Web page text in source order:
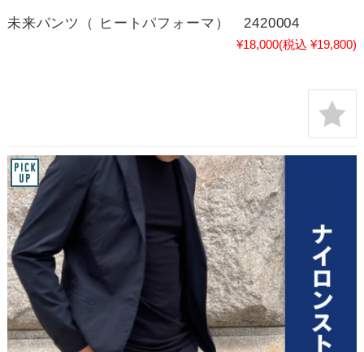
未来パンツ（ ヒートパフォーマ） 2420004
¥18,000(税込 ¥19,800)